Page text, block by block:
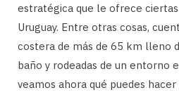
estratégica que le ofrece
Uruguay. Entre otras cosas,
costera de más de 65 km lleno
baño y rodeadas de un entorno
veamos ahora qué puedes